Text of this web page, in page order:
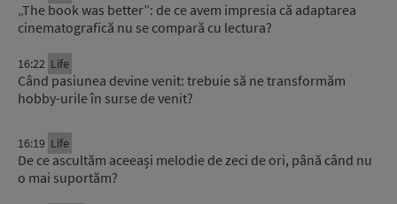
„The book was better”: de ce avem impresia că adaptarea
cinematografică nu se compară cu lectura?
16:22 Life
Când pasiunea devine venit: trebuie să ne transformăm
hobby-urile în surse de venit?
16:19 Life
De ce ascultăm aceeași melodie de zeci de ori, până când nu
o mai suportăm?